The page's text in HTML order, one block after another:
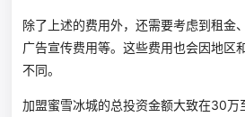
除了上述的费用外，还需要考虑到租金
广告宣传费用等。这些费用也会因地区
不同。
加盟蜜雪冰城的总投资金额大致在30